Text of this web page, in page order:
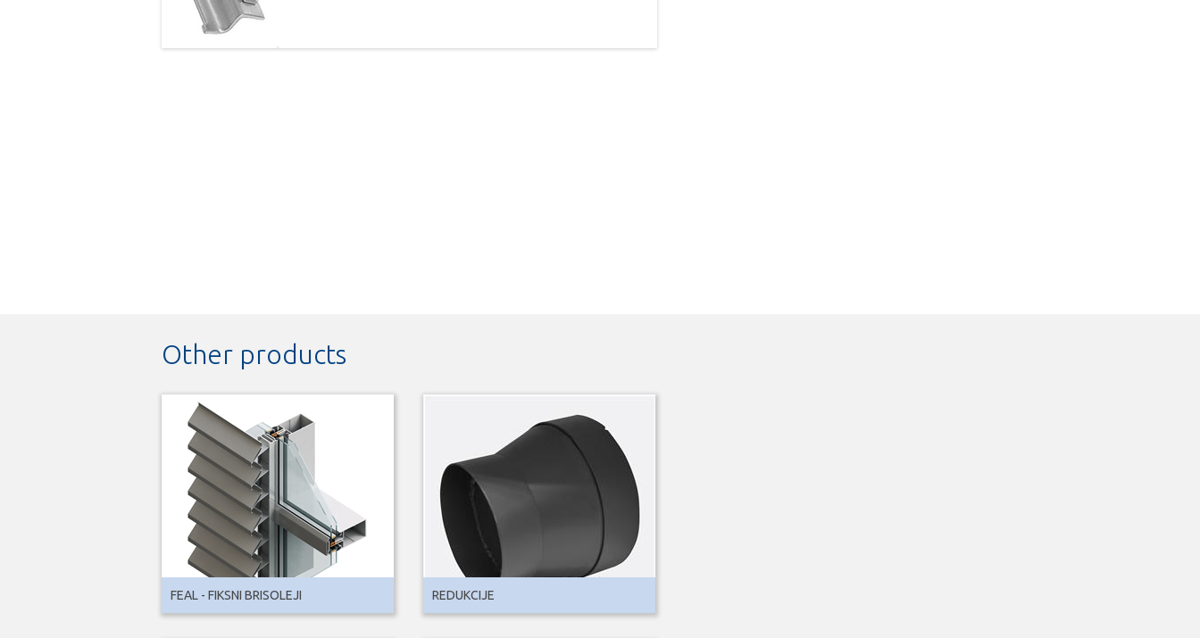
Other products
FEAL - FIKSNI BRISOLEJI REDUKCIJE